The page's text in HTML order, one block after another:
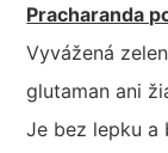
Pracharanda
Vyvážená
glutaman ani
Je bez lepku a